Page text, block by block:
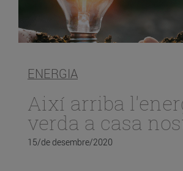
ENERGIA
Així arriba
verda a casa
15/de desembre/2020